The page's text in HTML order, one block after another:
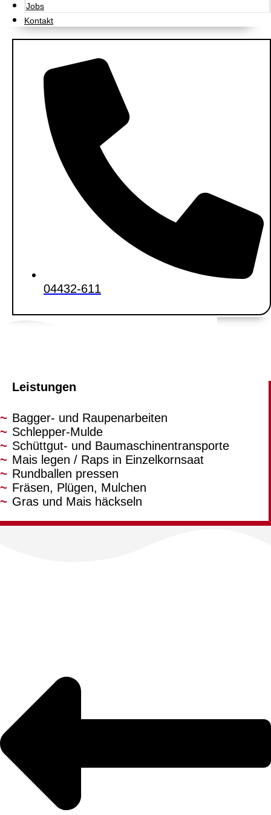
Jobs
Kontakt
04432-611
Leistungen
Bagger- und Raupenarbeiten
Schlepper-Mulde
Schüttgut- und Baumaschinentransporte
Mais legen / Raps in Einzelkornsaat
Rundballen pressen
Fräsen, Plügen, Mulchen
Gras und Mais häckseln